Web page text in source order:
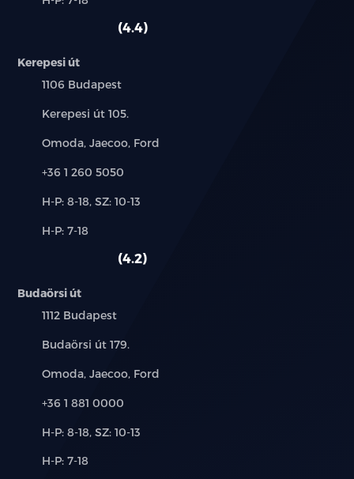
középső kartámasz
lemeztető
manuális (6 fokozatú) sebességváltó
sávtartó rendszer
sávváltó asszisztens
start-stop/motormegállító rendszer
szervokormány
használt
4.4
Kerepesi út
Település:
1106 Budapest
Cím:
Kerepesi út 105.
Márkák:
Omoda, Jaecoo, Ford
Telefon:
+36 1 260 5050
Új-
használt
H-P: 8-18, SZ: 10-13
Alkatrész,
H-P: 7-18
4.2
Budaörsi út
Település:
1112 Budapest
Cím:
Budaörsi út 179.
Márkák:
Omoda, Jaecoo, Ford
Telefon:
+36 1 881 0000
Új-
használt
H-P: 8-18, SZ: 10-13
Alkatrész,
H-P: 7-18